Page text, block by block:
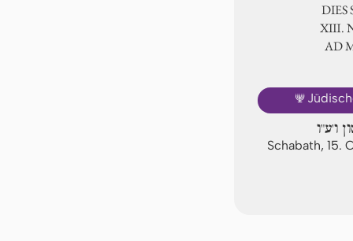
DIES
ⅩⅢ.
AD
🕎
ו'ע"ו
Schabath, 15.